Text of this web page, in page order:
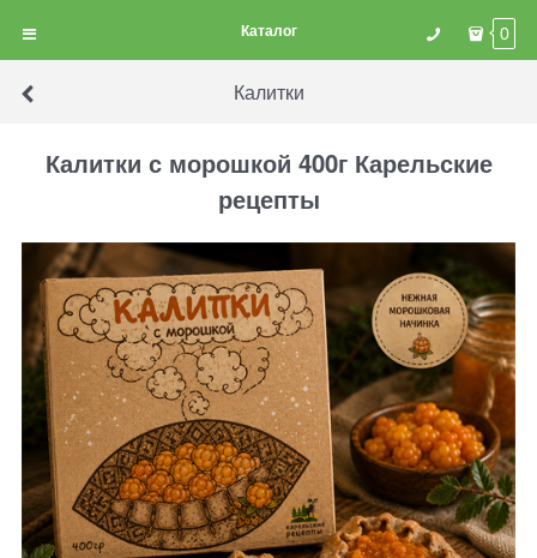
Каталог 0
Калитки
Калитки с морошкой 400г Карельские
рецепты